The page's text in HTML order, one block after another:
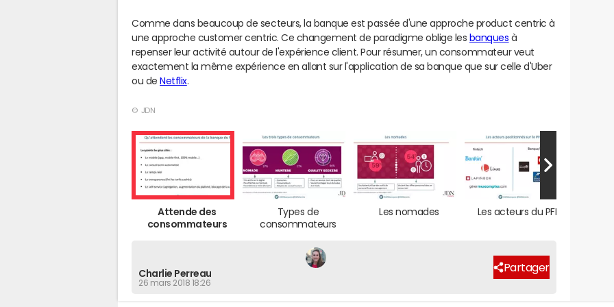
Comme dans beaucoup de secteurs, la banque est passée d'une approche product centric à
une approche customer centric. Ce changement de paradigme oblige les banques à
repenser leur activité autour de l'expérience client. Pour résumer, un consommateur veut
exactement la même expérience en allant sur l'application de sa banque que sur celle d'Uber
ou de Netflix.
© JDN
Attende des
consommateurs
Types de
consommateurs
Les nomades Les acteurs du PFM
Charlie Perreau
26 mars 2018 18:26
Partager